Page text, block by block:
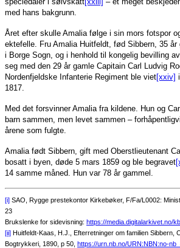
med hans bakgrunn.
Året efter skulle Amalia følge i sin mors fotspor
ektefelle. Fru Amalia Huitfeldt, fød Sibbern, 35 år
i Borge Sogn, og i henhold til kongelig bevilling
seg med den 29 år gamle Capitain Carl Ludvig
Nordenfjeldske Infanterie Regiment ble viet[xxiv]
1817.
Med det forsvinner Amalia fra kildene. Hun og
barn sammen, men levet sammen –
årene som fulgte.
Amalia født Sibbern, gift med Oberstlieutenant
bosatt i byen, døde 5 mars 1859 og ble begravet
14 samme måned. Hun var 78 år gammel.
[i] SAO, Rygge prestekontor Kirkebøker, F/Fa/L0002:
23
Brukslenke for sidevisning: https://media.digitalarkivet.no/
[ii] Huitfeldt-Kaas, H.J., Efterretninger om familien Sibbern,
Bogtrykkeri, 1890, p 50, https://urn.nb.no/URN:NBN:no-